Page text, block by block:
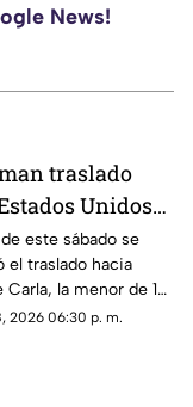
News!
traslado
Unidos
que sufrió
en la
de gas LP en
este sábado se
el traslado hacia
Carla, la menor de 15
resultó gravemente
2026 06:30 p. m.